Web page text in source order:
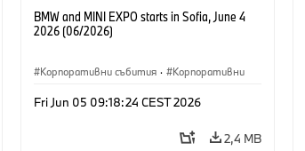
BMW and MINI EXPO starts in Sofia, June 4
2026 (06/2026)
Корпоративни събития · Корпоративни
Fri Jun 05 09:18:24 CEST 2026
2,4 MB